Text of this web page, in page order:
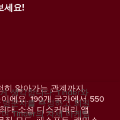
히 알아가는 관계까지.
에요. 190개 국가에서 550
대 소셜 디스커버리 앱
세요!
생각합니다. Tinder와
문자를 측정하고 회원
Tinder의 자체 마케팅